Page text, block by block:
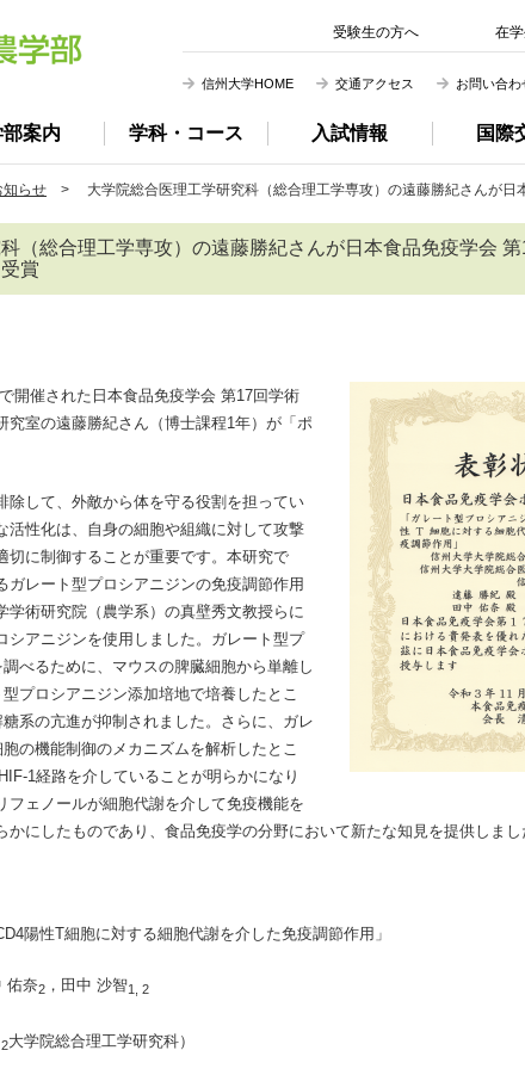
部案内 学科・コース 入試情報 国際
受験生の方へ 在
信州大学HOME 交通アクセス お問い合わ
知らせ > 大学院総合医理工学研究科（総合理工学専攻）の遠藤勝紀さんが日
（総合理工学専攻）の遠藤勝紀さんが日本食品免疫学会
賞
開催された日本食品免疫学会 第17回学術
究室の遠藤勝紀さん（博士課程1年）が「ポ
除して、外敵から体を守る役割を担ってい
活性化は、自身の細胞や組織に対して攻撃
切に制御することが重要です。本研究で
ガレート型プロシアニジンの免疫調節作用
学術研究院（農学系）の真壁秀文教授らに
シアニジンを使用しました。ガレート型プ
べるために、マウスの脾臓細胞から単離し
プロシアニジン添加培地で培養したとこ
系の亢進が抑制されました。さらに、ガレ
の機能制御のメカニズムを解析したとこ
1経路を介していることが明らかになり
フェノールが細胞代謝を介して免疫機能を
にしたものであり、食品免疫学の分野において新たな知見を提供しまし
陽性T細胞に対する細胞代謝を介した免疫調節作用」
佑奈2 ，田中 沙智1, 2
2大学院総合理工学研究科）